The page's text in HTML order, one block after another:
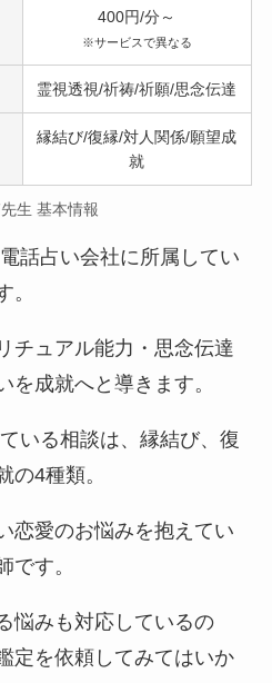
400円/分～
※サービスで異なる
霊視透視/祈祷/祈願/思念伝達
縁結び/復縁/対人関係/願望成
就
生 基本情報
話占い会社に所属してい
。
チュアル能力・思念伝達
を成就へと導きます。
いる相談は、縁結び、復
の4種類。
恋愛のお悩みを抱えてい
です。
悩みも対応しているの
定を依頼してみてはいか